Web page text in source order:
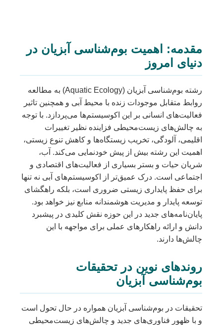
مقدمه: اهمیت بوم‌شناسی آبزیان در
دنیای امروز
رشته بوم‌شناسی آبزیان (Aquatic Ecology) به مطالعه
روابط متقابل موجودات زنده با محیط آبی و همچنین تاثیر
فعالیت‌های انسانی بر این اکوسیستم‌ها می‌پردازد. با توجه
به چالش‌های زیست‌محیطی فزاینده نظیر تغییرات
اقلیمی، آلودگی، تخریب زیستگاه‌ها و کاهش تنوع زیستی،
اهمیت این رشته بیش از پیش خودنمایی می‌کند. آب،
شریان حیات و بستر بسیاری از فعالیت‌های اقتصادی و
اجتماعی است. درک عمیق‌تر از اکوسیستم‌های آبی نه تنها
برای حفظ پایداری زیستی ضروری است، بلکه راهگشای
توسعه پایدار و مدیریت هوشمندانه منابع نیز خواهد بود.
پایان‌نامه‌های جدید در این حوزه نقش کلیدی در پیشبرد
دانش و ارائه راهکارهای عملی برای مواجهه با این
چالش‌ها دارند.
روندهای نوین در تحقیقات
بوم‌شناسی آبزیان
تحقیقات در بوم‌شناسی آبزیان همواره در حال تحول است
و با ظهور فناوری‌های جدید و چالش‌های زیست‌محیطی